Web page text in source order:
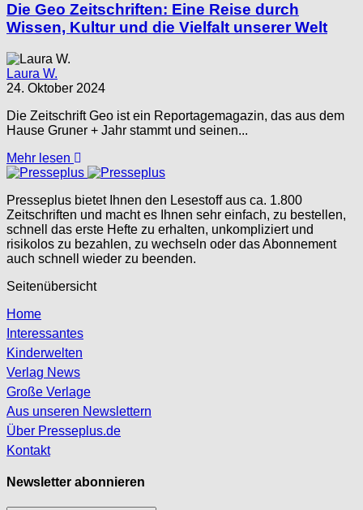
Die Geo Zeitschriften: Eine Reise durch
Wissen, Kultur und die Vielfalt unserer Welt
Laura W.
24. Oktober 2024
Die Zeitschrift Geo ist ein Reportagemagazin, das aus dem
Hause Gruner + Jahr stammt und seinen...
Mehr lesen
Presseplus bietet Ihnen den Lesestoff aus ca. 1.800
Zeitschriften und macht es Ihnen sehr einfach, zu bestellen,
schnell das erste Hefte zu erhalten, unkompliziert und
risikolos zu bezahlen, zu wechseln oder das Abonnement
auch schnell wieder zu beenden.
Seitenübersicht
Home
Interessantes
Kinderwelten
Verlag News
Große Verlage
Aus unseren Newslettern
Über Presseplus.de
Kontakt
Newsletter abonnieren